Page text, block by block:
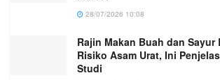
28/07/2026 10:08
Rajin Makan Buah dan Sayur
Risiko Asam Urat, Ini
Studi